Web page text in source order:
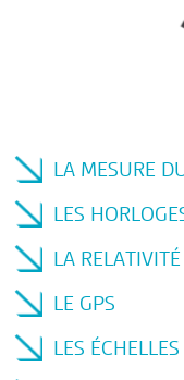
LA MESURE
LES
LA
LE GPS
LES